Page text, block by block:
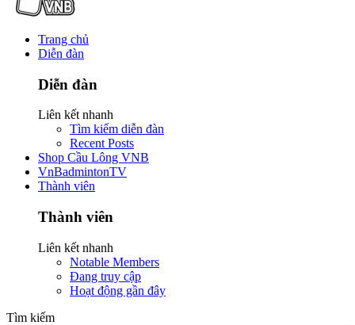
Trang chủ
Diễn đàn
Diễn đàn
Liên kết nhanh
Tìm kiếm diễn đàn
Recent Posts
Shop Cầu Lông VNB
VnBadmintonTV
Thành viên
Thành viên
Liên kết nhanh
Notable Members
Đang truy cập
Hoạt động gần đây
Tìm kiếm